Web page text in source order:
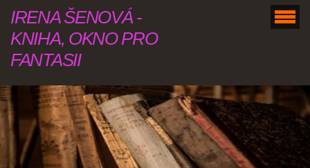
IRENA ŠENOVÁ -
KNIHA, OKNO PRO
FANTASII